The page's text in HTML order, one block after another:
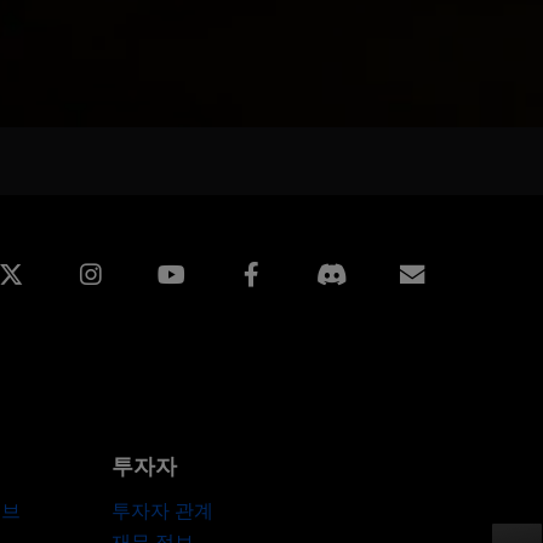
Instagram Facebook
투자자
투자자 관계